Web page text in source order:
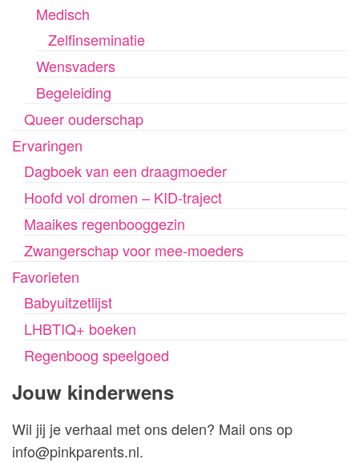
Medisch
Zelfinseminatie
Wensvaders
Begeleiding
Queer ouderschap
Ervaringen
Dagboek van een draagmoeder
Hoofd vol dromen – KID-traject
Maaikes regenbooggezin
Zwangerschap voor mee-moeders
Favorieten
Babyuitzetlijst
LHBTIQ+ boeken
Regenboog speelgoed
Jouw kinderwens
Wil jij je verhaal met ons delen? Mail ons op
info@pinkparents.nl.